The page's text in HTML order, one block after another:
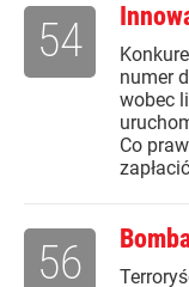
numer
wobec
Co
54
56